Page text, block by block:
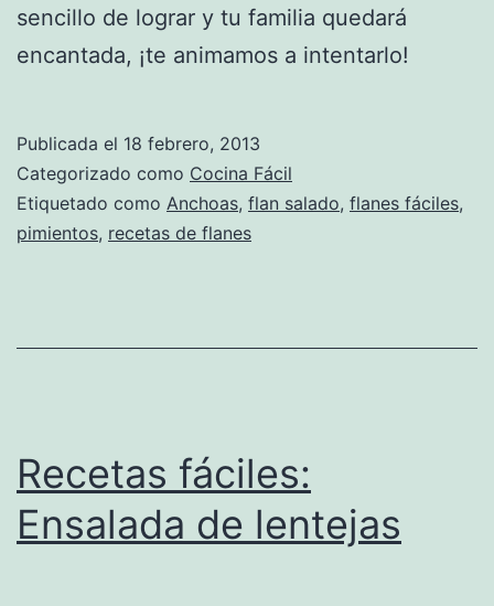
sencillo de lograr y tu familia quedará
encantada, ¡te animamos a intentarlo!
Publicada el 18 febrero, 2013
Categorizado como Cocina Fácil
Etiquetado como Anchoas, flan salado, flanes fáciles,
pimientos, recetas de flanes
Recetas fáciles:
Ensalada de lentejas